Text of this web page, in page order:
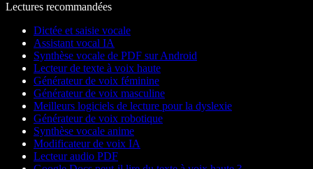
Lectures recommandées
Dictée et saisie vocale
Assistant vocal IA
Synthèse vocale de PDF sur Android
Lecteur de texte à voix haute
Générateur de voix féminine
Générateur de voix masculine
Meilleurs logiciels de lecture pour la dyslexie
Générateur de voix robotique
Synthèse vocale anime
Modificateur de voix IA
Lecteur audio PDF